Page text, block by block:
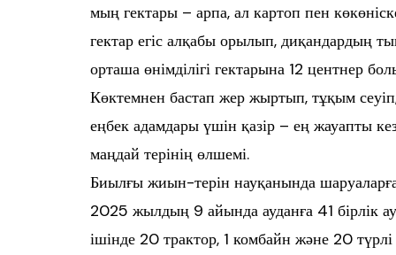
мың гектары – арпа, ал картоп пен
гектар егіс алқабы орылып, диқандардың
орташа өнімділігі гектарына 12 центнер
Көктемнен бастап жер жыртып, тұқым
еңбек адамдары үшін қазір – ең жауапты
маңдай терінің өлшемі.
Биылғы жиын-терін науқанында
2025 жылдың 9 айында ауданға 41 бірлік
ішінде 20 трактор, 1 комбайн және 20